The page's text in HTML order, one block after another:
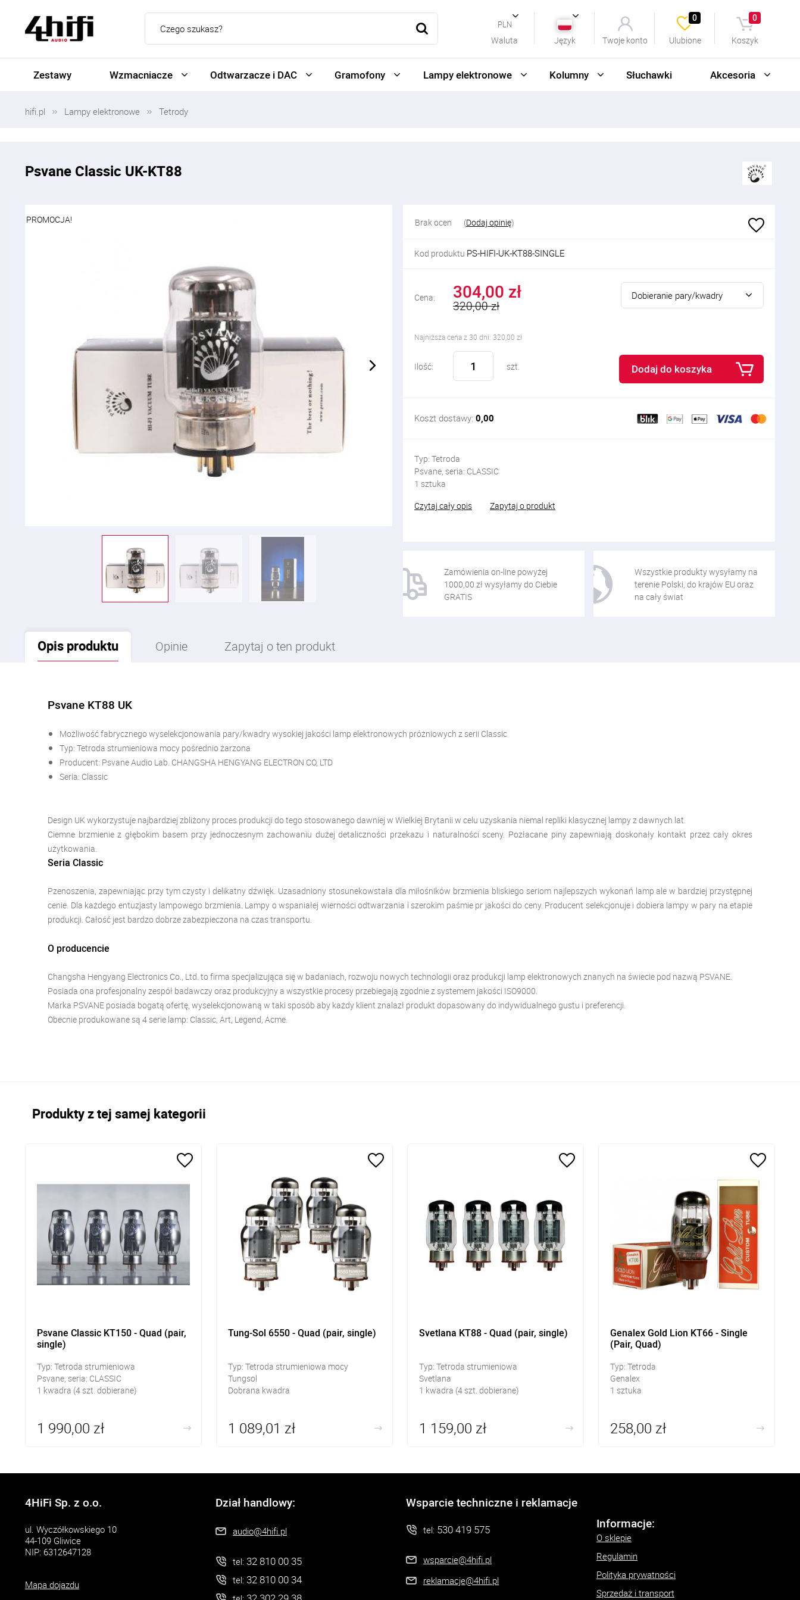
Waluta
PLN
Język Twoje konto Ulubione
0
Koszyk
0
Zestawy Wzmacniacze Odtwarzacze i DAC Gramofony Lampy elektronowe Kolumny Słuchawki Akcesoria
hifi.pl Lampy elektronowe Tetrody
Psvane Classic UK-KT88
PROMOCJA! Brak ocen (Dodaj opinię)
Kod produktu PS-HIFI-UK-KT88-SINGLE
Cena: 304,00 zł
320,00 zł
Dobieranie pary/kwadry
Najniższa cena z 30 dni: 320,00 zł
Ilość: szt. Dodaj do koszyka
Koszt dostawy: 0,00
Typ: Tetroda
Psvane, seria: CLASSIC
1 sztuka
Czytaj cały opis
Zapytaj o produkt
Zamówienia on-line powyżej
1000,00 zł wysyłamy do Ciebie
GRATIS
Wszystkie produkty wysyłamy na
terenie Polski, do krajów EU oraz
na cały świat
Opis produktu Opinie Zapytaj o ten produkt
Psvane KT88 UK
Możliwość fabrycznego wyselekcjonowania pary/kwadry wysokiej jakości lamp elektronowych próżniowych z serii Classic
Typ: Tetroda strumieniowa mocy pośrednio żarzona
Producent: Psvane Audio Lab. CHANGSHA HENGYANG ELECTRON CO, LTD
Seria: Classic
Design UK wykorzystuje najbardziej zbliżony proces produkcji do tego stosowanego dawniej w Wielkiej Brytanii w celu uzyskania niemal repliki klasycznej lampy z dawnych lat.
Ciemne brzmienie z głębokim basem przy jednoczesnym zachowaniu dużej detaliczności przekazu i naturalności sceny. Pozłacane piny zapewniają doskonały kontakt przez cały okres
użytkowania.
Seria Classic
Pzenoszenia, zapewniając przy tym czysty i delikatny dźwięk. Uzasadniony stosunekowstała dla miłośników brzmienia bliskiego seriom najlepszych wykonań lamp ale w bardziej przystępnej
cenie. Dla każdego entuzjasty lampowego brzmienia. Lampy o wspaniałej wierności odtwarzania i szerokim paśmie pr jakości do ceny. Producent selekcjonuje i dobiera lampy w pary na etapie
produkcji. Całość jest bardzo dobrze zabezpieczona na czas transportu.
O producencie
Changsha Hengyang Electronics Co., Ltd. to firma specjalizująca się w badaniach, rozwoju nowych technologii oraz produkcji lamp elektronowych znanych na świecie pod nazwą PSVANE.
Posiada ona profesjonalny zespół badawczy oraz produkcyjny a wszystkie procesy przebiegają zgodnie z systemem jakości ISO9000.
Marka PSVANE posiada bogatą ofertę, wyselekcjonowaną w taki sposób aby każdy klient znalazł produkt dopasowany do indywidualnego gustu i preferencji.
Obecnie produkowane są 4 serie lamp: Classic, Art, Legend, Acme.
Produkty z tej samej kategorii
Psvane Classic KT150 - Quad (pair,
single)
Typ: Tetroda strumieniowa
Psvane, seria: CLASSIC
1 kwadra (4 szt. dobierane)
1 990,00 zł
Tung-Sol 6550 - Quad (pair, single)
Typ: Tetroda strumieniowa mocy
Tungsol
Dobrana kwadra
1 089,01 zł
Svetlana KT88 - Quad (pair, single)
Typ: Tetroda strumieniowa
Svetlana
1 kwadra (4 szt. dobierane)
1 159,00 zł
Genalex Gold Lion KT66 - Single
(Pair, Quad)
Typ: Tetroda
Genalex
1 sztuka
258,00 zł
4HiFi Sp. z o.o.
ul. Wyczółkowskiego 10
44-109 Gliwice
NIP: 6312647128
Mapa dojazdu
Dział handlowy:
audio@4hifi.pl
tel: 32 810 00 35
tel: 32 810 00 34
Wsparcie techniczne i reklamacje
tel: 530 419 575
wsparcie@4hifi.pl
reklamacje@4hifi.pl
Informacje:
O sklepie
Regulamin
Polityka prywatności
Sprzedaż i transport